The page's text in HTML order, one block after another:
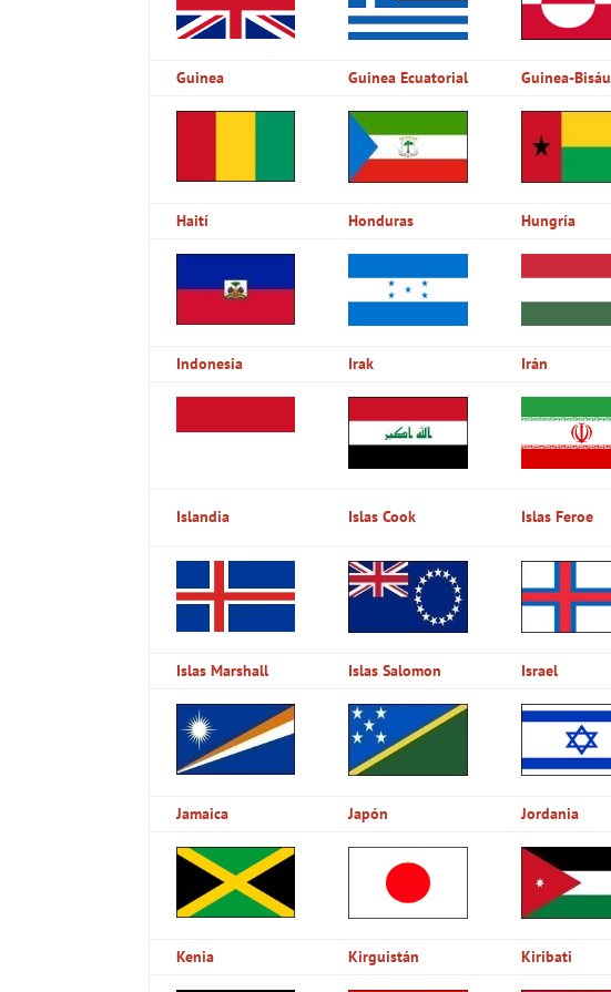
Guinea Guinea Ecuatorial Guinea-Bisáu
Haití Honduras Hungría
Indonesia Irak Irán
Islandia Islas Cook Islas Feroe
Islas Marshall Islas Salomon Israel
Jamaica Japón Jordania
Kenia Kirguistán Kiribati